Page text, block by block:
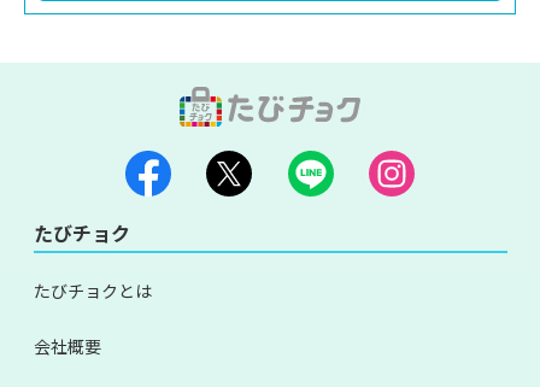
たびチョク
たびチョクとは
会社概要